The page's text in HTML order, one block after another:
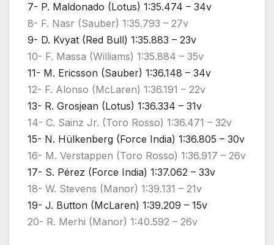
7- P. Maldonado (Lotus) 1:35.474 – 34v
8- F. Nasr (Sauber) 1:35.793 – 27v
9- D. Kvyat (Red Bull) 1:35.883 – 23v
10- F. Massa (Williams) 1:35.884 – 35v
11- M. Ericsson (Sauber) 1:36.148 – 34v
12- F. Alonso (McLaren) 1:36.191 – 22v
13- R. Grosjean (Lotus) 1:36.334 – 31v
14- C. Sainz Jr. (Toro Rosso) 1:36.471 – 32v
15- N. Hülkenberg (Force India) 1:36.805 – 30v
16- M. Verstappen (Toro Rosso) 1:36.917 – 26v
17- S. Pérez (Force India) 1:37.062 – 33v
18- W. Stevens (Manor) 1:39.131 – 21v
19- J. Button (McLaren) 1:39.209 – 15v
20- R. Merhi (Manor) 1:40.592 – 26v